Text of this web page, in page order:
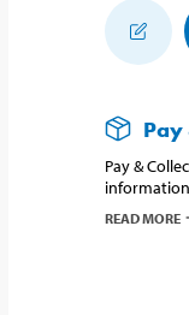
Pay
Pay &
READ MORE